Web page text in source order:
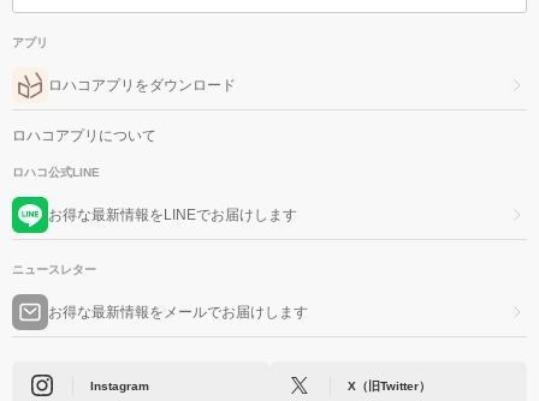
アプリ
ロハコアプリをダウンロード
ロハコアプリについて
ロハコ公式LINE
お得な最新情報をLINEでお届けします
ニュースレター
お得な最新情報をメールでお届けします
Instagram X（旧Twitter）